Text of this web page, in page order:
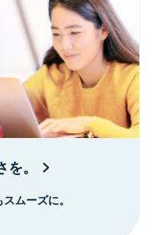
。
ムーズに。